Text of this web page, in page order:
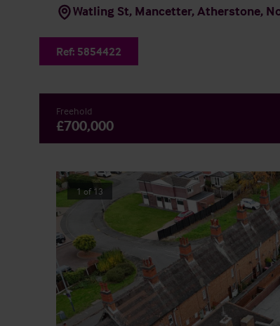
Watling St, Mancetter, Atherstone,
Ref: 5854422
Freehold
£700,000
1 of 13